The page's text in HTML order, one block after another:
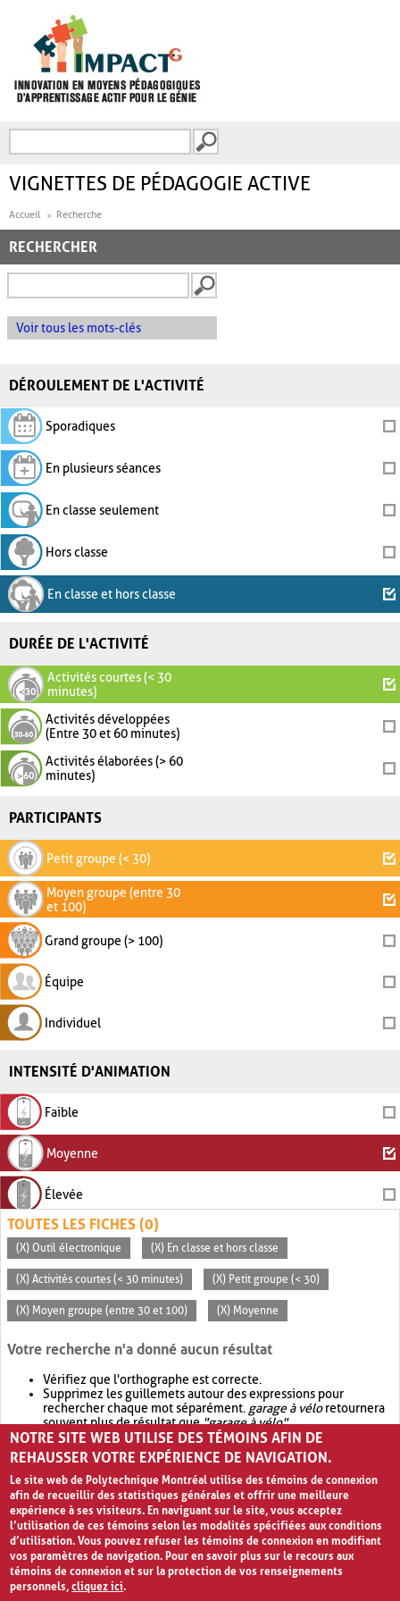
FORMULAIRE DE
VIGNETTES DE PÉDAGOGIE ACTIVE
Accueil Recherche
RECHERCHER
Voir tous les mots-clés
DÉROULEMENT DE L'ACTIVITÉ
Sporadiques
En plusieurs séances
En classe seulement
Hors classe
En classe et hors classe
DURÉE DE L'ACTIVITÉ
Activités courtes (< 30
minutes)
Activités développées
(Entre 30 et 60 minutes)
Activités élaborées (> 60
minutes)
PARTICIPANTS
Petit groupe (< 30)
Moyen groupe (entre 30
et 100)
Grand groupe (> 100)
Équipe
Individuel
INTENSITÉ D'ANIMATION
Faible
Moyenne
Élevée
TOUTES LES FICHES (0)
(X) Outil électronique (X) En classe et hors classe
(X) Activités courtes (< 30 minutes) (X) Petit groupe (< 30)
(X) Moyen groupe (entre 30 et 100) (X) Moyenne
Votre recherche n'a donné aucun résultat
Vérifiez que l'orthographe est correcte.
Supprimez les guillemets autour des expressions pour
rechercher chaque mot séparément. garage à véloretournera
souvent plus de résultat que"garage à vélo".
Envisagez d'élargir votre recherche avec OR.garage OR vélo
retournera souvent plus de résultat quegarage à vélo
NOTRE SITE WEB UTILISE DES TÉMOINS AFIN DE
REHAUSSER VOTRE EXPÉRIENCE DE NAVIGATION.
Le site web de Polytechnique Montréal utilise des témoins de connexion
afin de recueillir des statistiques générales et offrir une meilleure
expérience à ses visiteurs. En naviguant sur le site, vous acceptez
l’utilisation de ces témoins selon les modalités spécifiées aux conditions
d’utilisation. Vous pouvez refuser les témoins de connexion en modifiant
vos paramètres de navigation. Pour en savoir plus sur le recours aux
témoins de connexion et sur la protection de vos renseignements
personnels,cliquez ici.